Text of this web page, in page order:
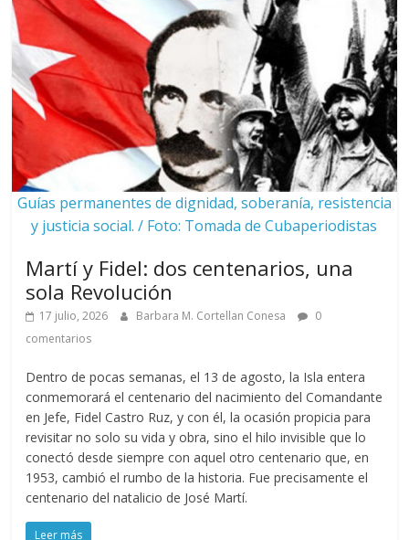
Guías permanentes de dignidad, soberanía, resistencia
y justicia social. / Foto: Tomada de Cubaperiodistas
Martí y Fidel: dos centenarios, una
sola Revolución
17 julio, 2026 Barbara M. Cortellan Conesa
0
comentarios
Dentro de pocas semanas, el 13 de agosto, la Isla entera
conmemorará el centenario del nacimiento del Comandante
en Jefe, Fidel Castro Ruz, y con él, la ocasión propicia para
revisitar no solo su vida y obra, sino el hilo invisible que lo
conectó desde siempre con aquel otro centenario que, en
1953, cambió el rumbo de la historia. Fue precisamente el
centenario del natalicio de José Martí.
Leer más